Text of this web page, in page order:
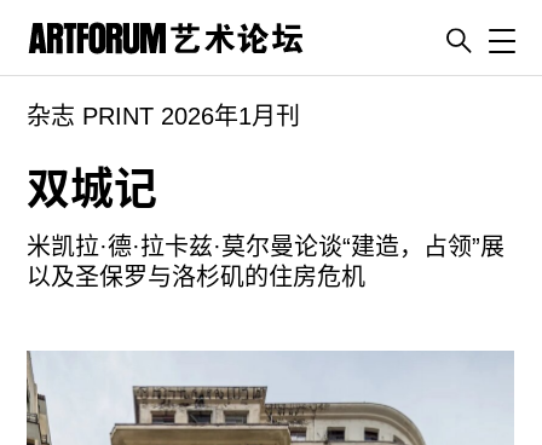
artguide
新闻
展评
杂志
专栏
ENGLISH
ART & EDUCATION
杂志 PRINT 2026年1月刊
双城记
米凯拉·德·拉卡兹·莫尔曼论谈“建造，占领”展
以及圣保罗与洛杉矶的住房危机